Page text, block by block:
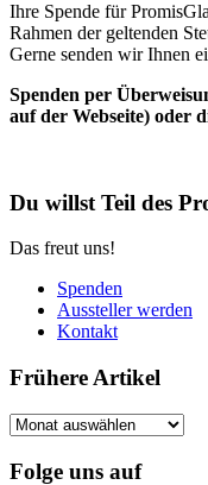
Ihre Spende für
Rahmen der geltenden
Gerne senden wir Ihnen
Spenden per
auf der Webseite) oder
Du willst Teil des
Das freut uns!
Spenden
Aussteller werden
Kontakt
Frühere Artikel
Frühere
Folge uns auf